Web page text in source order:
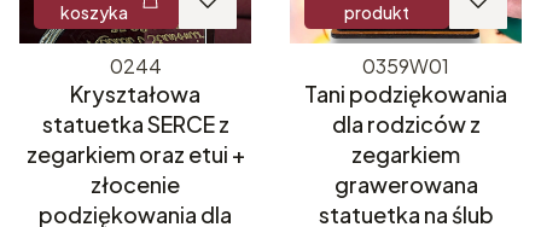
koszyka
0244
Kryształowa
statuetka SERCE z
zegarkiem oraz etui +
złocenie
podziękowania dla
produkt
0359W01
Tani podziękowania
dla rodziców z
zegarkiem
grawerowana
statuetka na ślub